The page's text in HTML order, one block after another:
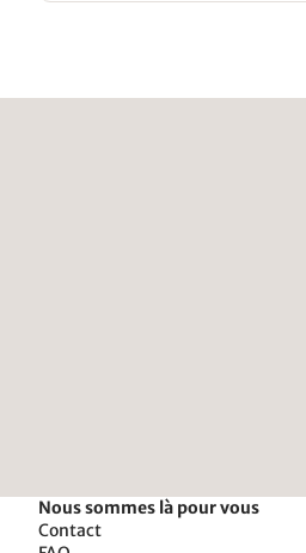
Nous sommes là pour vous
Contact